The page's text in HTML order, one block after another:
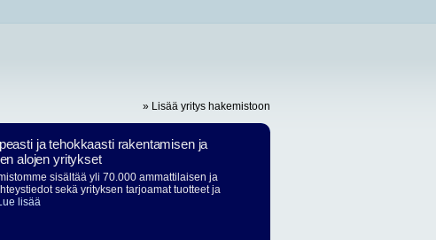
» Lisää yritys hakemistoon
ja tehokkaasti rakentamisen ja
alojen yritykset
sisältää yli 70.000 ammattilaisen ja
sekä yrityksen tarjoamat tuotteet ja
lisää